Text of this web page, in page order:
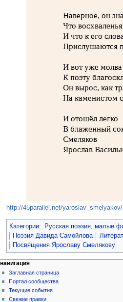
Наверное, он
Что
И что к его
Прислушаются
И вот уже молва
К поэту
Он вырос, как
На каменистом
И отошёл легко
В блаженный
Смеляков
Ярослав
http://45parallel.net/yaroslav_smelyakov/
Категории:
Русская поэзия, малые
Поэзия Давида Самойлова
Посвящения Ярославу Смелякову
навигация
Заглавная страница
Портал сообщества
Текущие события
Свежие правки